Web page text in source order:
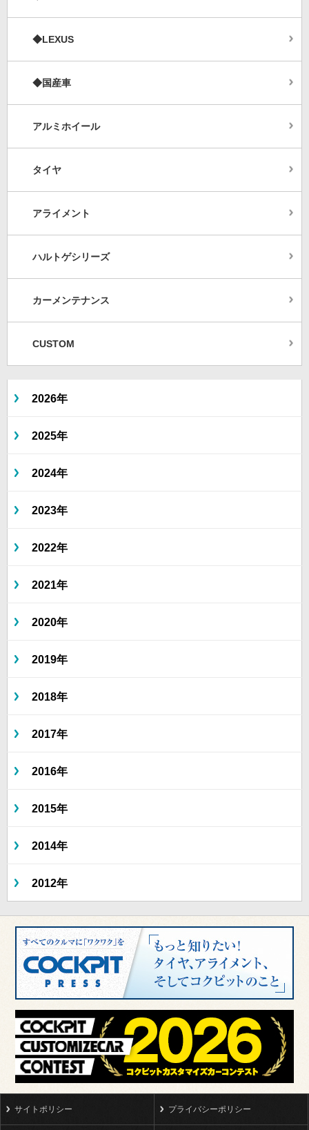
◆LEXUS
◆国産車
アルミホイール
タイヤ
アライメント
ハルトゲシリーズ
カーメンテナンス
CUSTOM
2026年
2025年
2024年
2023年
2022年
2021年
2020年
2019年
2018年
2017年
2016年
2015年
2014年
2012年
サイトポリシー プライバシーポリシー